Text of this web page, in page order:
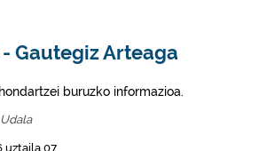
Gautegiz Arteaga
buruzko informazioa.
uztaila 07